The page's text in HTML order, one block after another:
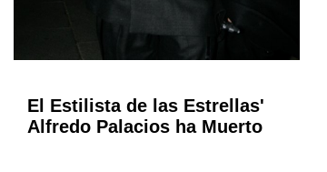
El Estilista de las Estrellas'
Alfredo Palacios ha Muerto